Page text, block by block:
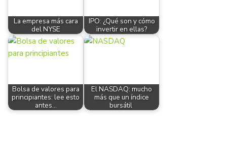
La empresa más cara
del NYSE
IPO: ¿Qué son y cómo
invertir en ellas?
Bolsa de valores para
principiantes: lee esto
antes…
El NASDAQ: mucho
más que un índice
bursátil